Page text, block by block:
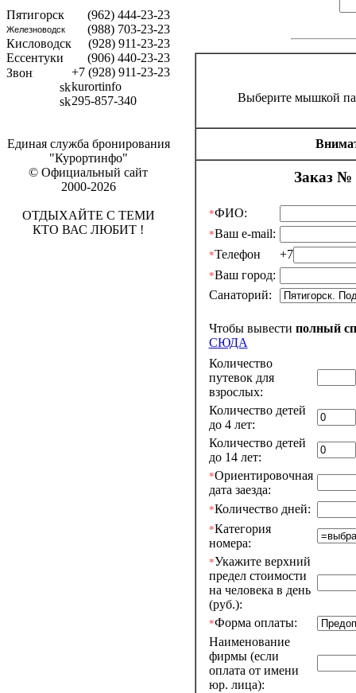
Пятигорск (962) 444-23-23
Железноводск
(988) 703-23-23
Кисловодск
(928) 911-23-23
Ессентуки
(906) 440-23-23
+7 (928) 911-23-23
kurortinfo
295-857-340
Единая служба бронирования
"Курортинфо"
© Официальный сайт
2000-2026
ОТДЫХАЙТЕ С ТЕМИ
КТО ВАС ЛЮБИТ !
Выберите мышкой
Заказ №
*ФИО:
*Ваш e-mail:
*Телефон +7
*Ваш город:
Санаторий:
Чтобы вывести полный
СЮДА
Количество
путевок для
взрослых:
Количество детей
до 4 лет:
Количество детей
до 14 лет:
*Ориентировочная
дата заезда:
*Количество дней:
*Категория
номера:
*Укажите верхний
предел стоимости
на человека в день
(руб.):
*Форма оплаты:
Наименование
фирмы (если
оплата от имени
юр. лица):